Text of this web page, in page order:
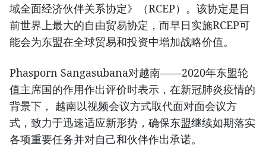
域全面经济伙伴关系协定》（RCEP）。该协定是目
前世界上最大的自由贸易协定，而早日实施RCEP可
能会为东盟在全球贸易和投资中增加战略价值。
Phasporn Sangasubana对越南——2020年东盟轮
值主席国的作用作出评价时表示，在新冠肺炎疫情的
背景下， 越南以视频会议方式取代面对面会议方
式，致力于迅速适应新形势，确保东盟继续如期落实
各项重要任务并对自己和伙伴作出承诺。